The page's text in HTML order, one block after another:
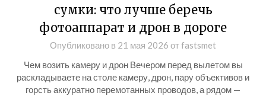
сумки: что лучше беречь
фотоаппарат и дрон в дороге
Опубликовано в 21 мая 2026 отfastsmet
Чем возить камеру и дрон Вечером перед вылетом вы
раскладываете на столе камеру, дрон, пару объективов и
горсть аккуратно перемотанных проводов, а рядом —